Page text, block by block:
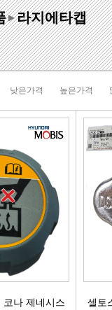
[모비스]
]
품]
반품
]
경동 모음전
엔진용품
왁스코팅용품
세정용품
글래스케어용품
휠 타이어용품
전기용품
▶ 라지에타캡
낮은가격 높은가격
나 제네시스
셀토